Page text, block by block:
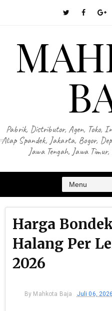
Pabrik, Distributor, Agen, Toko,
Atap Spandek, Jakarta, Bogor,
Jawa Tengah, Jawa
Harga
Halang Per
2026
By Mahkota Baja Juli 06, 2026